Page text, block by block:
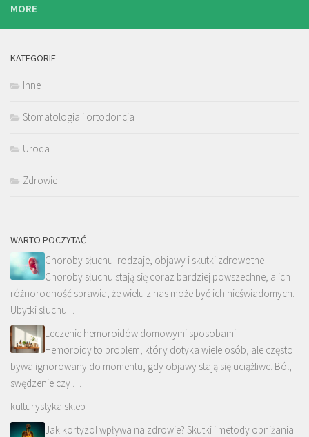
MORE
KATEGORIE
Inne
Stomatologia i ortodoncja
Uroda
Zdrowie
WARTO POCZYTAĆ
Choroby słuchu: rodzaje, objawy i skutki zdrowotne
Choroby słuchu stają się coraz bardziej powszechne, a ich
różnorodność sprawia, że wielu z nas może być ich nieświadomych.
Ubytki słuchu …
Leczenie hemoroidów domowymi sposobami
Hemoroidy to problem, który dotyka wiele osób, ale często
bywa ignorowany do momentu, gdy objawy stają się uciążliwe. Ból,
swędzenie czy …
kulturystyka sklep
Jak kortyzol wpływa na zdrowie? Skutki i metody obniżania